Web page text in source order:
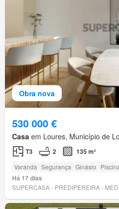
Obra nova
530 000 €
Casa em Loures, Município de
T3 2 135 m²
Varanda Segurança Ginásio
Há 17 dias